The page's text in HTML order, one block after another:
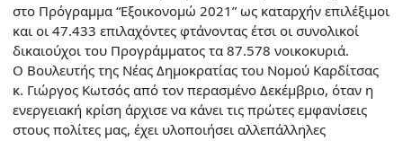
στο Πρόγραμμα “Εξοικονομώ 2021” ως καταρχήν επιλέξιμοι
και οι 47.433 επιλαχόντες φτάνοντας έτσι οι συνολικοί
δικαιούχοι του Προγράμματος τα 87.578 νοικοκυριά.
Ο Βουλευτής της Νέας Δημοκρατίας του Νομού Καρδίτσας
κ. Γιώργος Κωτσός από τον περασμένο Δεκέμβριο, όταν η
ενεργειακή κρίση άρχισε να κάνει τις πρώτες εμφανίσεις
στους πολίτες μας, έχει υλοποιήσει αλλεπάλληλες